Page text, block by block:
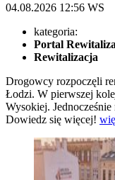
04.08.2026 12:56 WS
kategoria:
Portal
Rewitalizacja
Drogowcy rozpoczęli
Łodzi. W pierwszej
Wysokiej.
Dowiedz się więcej!